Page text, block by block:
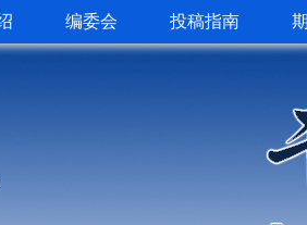
编委会 投稿指南